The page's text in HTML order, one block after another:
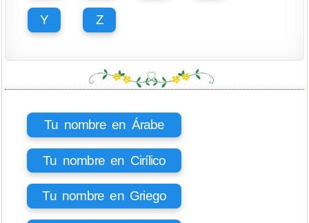
Y Z
Tu nombre en Árabe
Tu nombre en Cirílico
Tu nombre en Griego